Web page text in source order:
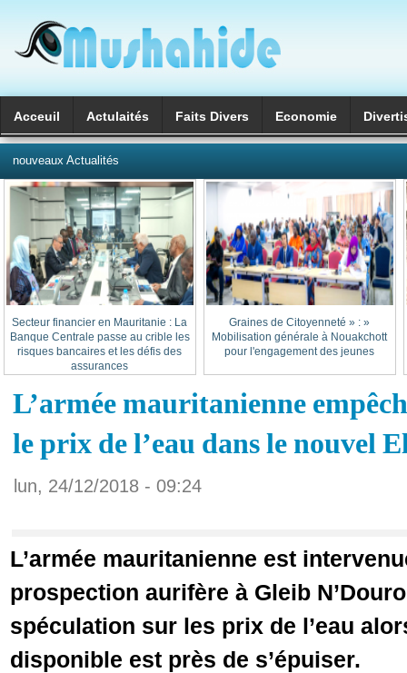
Acceuil Actulaités Faits Divers Economie
nouveaux Actualités
« Graines de Citoyenneté » :
Mobilisation générale à Nouakchott
pour l'engagement des jeunes
Secteur financier en Mauritanie : La
Banque Centrale passe au crible les
risques bancaires et les défis des
assurances
L’armée mauritanienne
le prix de l’eau dans le nouvel
lun, 24/12/2018 - 09:24
L’armée mauritanienne est
prospection aurifère à Gleib
spéculation sur les prix de l’eau
disponible est près de s’épuiser.